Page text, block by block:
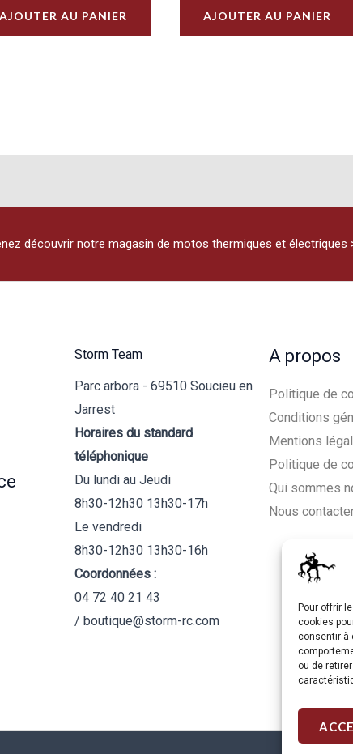
Pour offrir
cookies
consentir à
ou de
AJOUTER AU PANIER AJOUTER AU PANIER
découvrir notre magasin de motos thermiques et électriques
Storm Team
Parc arbora - 69510 Soucieu en
Jarrest
Horaires du standard
téléphonique
Du lundi au Jeudi
8h30-12h30 13h30-17h
Le vendredi
8h30-12h30 13h30-16h
Coordonnées :
04 72 40 21 43
/ boutique@storm-rc.com
A propos
Politique de
Conditions
Mentions
Politique de
Qui sommes
Nous